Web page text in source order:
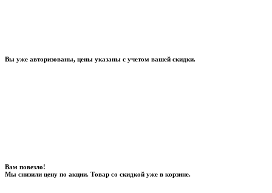
Вы уже авторизованы, цены указаны с учетом вашей скидки.
Вам повезло!
Мы снизили цену по акции. Товар со скидкой уже в корзине.